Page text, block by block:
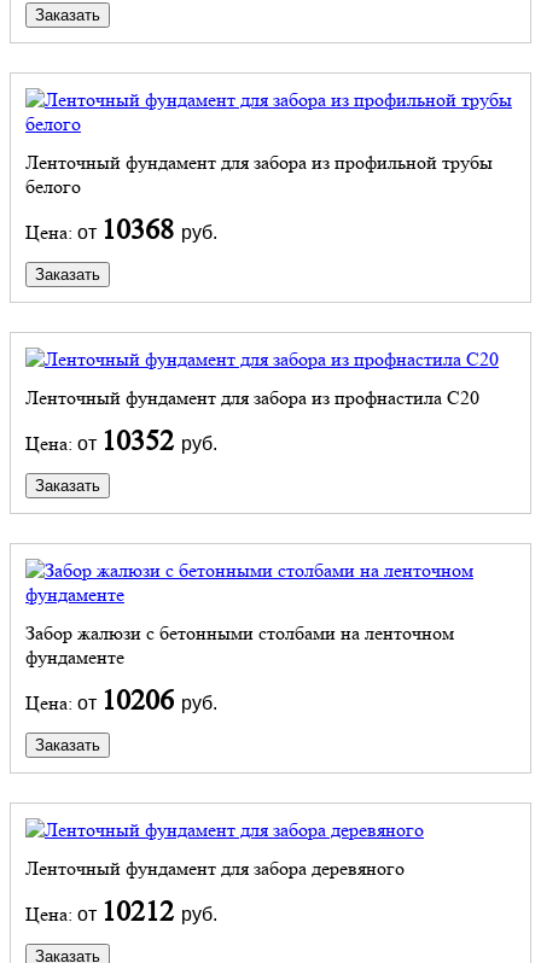
Заказать
Ленточный фундамент для забора из профильной трубы
белого
Цена: от 10368 руб.
Заказать
Ленточный фундамент для забора из профнастила С20
Цена: от 10352 руб.
Заказать
Забор жалюзи с бетонными столбами на ленточном
фундаменте
Цена: от 10206 руб.
Заказать
Ленточный фундамент для забора деревяного
Цена: от 10212 руб.
Заказать